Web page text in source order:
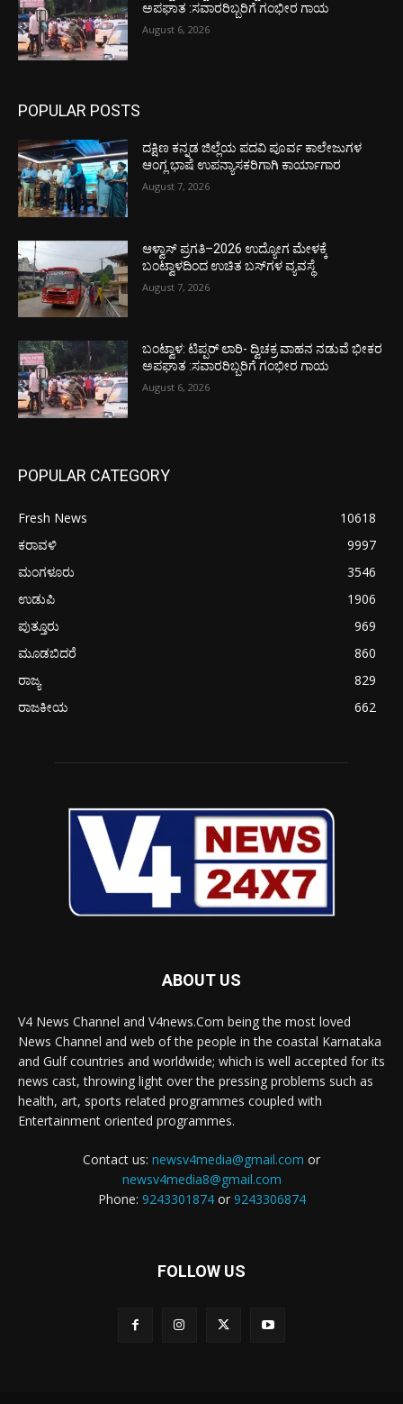
ಅಪಘಾತ :ಸವಾರರಿಬ್ಬರಿಗೆ ಗಂಭೀರ ಗಾಯ
August 6, 2026
POPULAR POSTS
ದಕ್ಷಿಣ ಕನ್ನಡ ಜಿಲ್ಲೆಯ ಪದವಿ ಪೂರ್ವ ಕಾಲೇಜುಗಳ
ಆಂಗ್ಲ ಭಾಷೆ ಉಪನ್ಯಾಸಕರಿಗಾಗಿ ಕಾರ್ಯಾಗಾರ
August 7, 2026
ಆಳ್ವಾಸ್ ಪ್ರಗತಿ–2026 ಉದ್ಯೋಗ ಮೇಳಕ್ಕೆ
ಬಂಟ್ವಾಳದಿಂದ ಉಚಿತ ಬಸ್‌ಗಳ ವ್ಯವಸ್ಥೆ
August 7, 2026
ಬಂಟ್ವಾಳ: ಟಿಪ್ಪರ್ ಲಾರಿ- ದ್ವಿಚಕ್ರ ವಾಹನ ನಡುವೆ ಭೀಕರ
ಅಪಘಾತ :ಸವಾರರಿಬ್ಬರಿಗೆ ಗಂಭೀರ ಗಾಯ
August 6, 2026
POPULAR CATEGORY
Fresh News
10618
ಕರಾವಳಿ
9997
ಮಂಗಳೂರು
3546
ಉಡುಪಿ
1906
ಪುತ್ತೂರು
969
ಮೂಡಬಿದರೆ
860
ರಾಜ್ಯ
829
ರಾಜಕೀಯ
662
ABOUT US
V4 News Channel and V4news.Com being the most loved
News Channel and web of the people in the coastal Karnataka
and Gulf countries and worldwide; which is well accepted for its
news cast, throwing light over the pressing problems such as
health, art, sports related programmes coupled with
Entertainment oriented programmes.
Contact us: newsv4media@gmail.com or
newsv4media8@gmail.com
Phone: 9243301874or 9243306874
FOLLOW US